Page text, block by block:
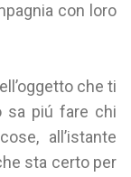
con loro
che ti
sa piú fare chi
all’istante
sta certo per